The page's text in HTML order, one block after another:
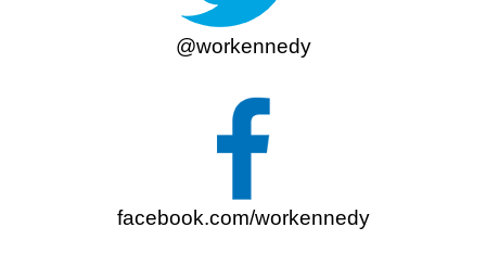
@workennedy
facebook.com/workennedy